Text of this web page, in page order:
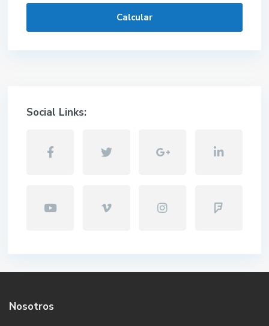
Calcular
Social Links:
Nosotros